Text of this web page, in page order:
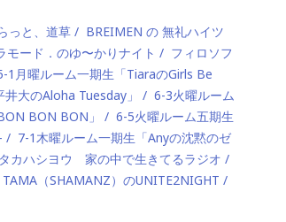
っと、道草
BREIMEN の 無礼ハイツ
モード．のゆ〜かりナイト
フィロソフ
1月曜ルーム一期生「TiaraのGirls Be
大のAloha Tuesday」
6-3火曜ルーム
BON BON」
6-5火曜ルーム五期生
7-1木曜ルーム一期生「Anyの沈黙のゼ
カハシヨウ 家の中で生きてるラジオ
TAMA（SHAMANZ）のUNITE2NIGHT